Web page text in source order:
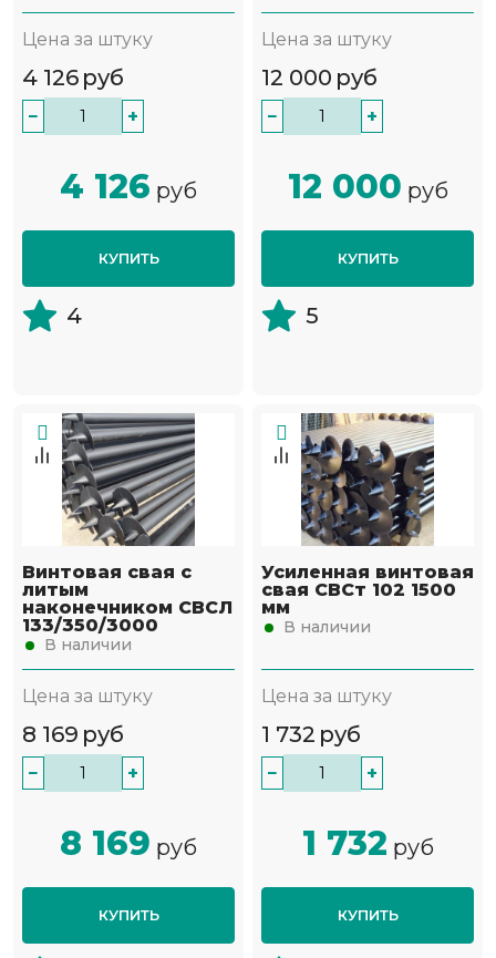
Цена за штуку
4 126 руб
− +
4 126 руб
КУПИТЬ
4
Цена за штуку
12 000 руб
− +
12 000 руб
КУПИТЬ
5
Винтовая свая с
литым
наконечником СВСЛ
133/350/3000
В наличии
Цена за штуку
8 169 руб
− +
8 169 руб
КУПИТЬ
Усиленная винтовая
свая СВСт 102 1500
мм
В наличии
Цена за штуку
1 732 руб
− +
1 732 руб
КУПИТЬ